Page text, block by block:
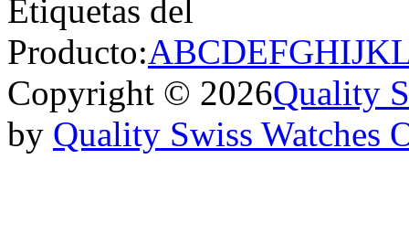
Etiquetas del
Producto:ABCDEFGHIJK
Copyright © 2026Quality
by Quality Swiss Watches